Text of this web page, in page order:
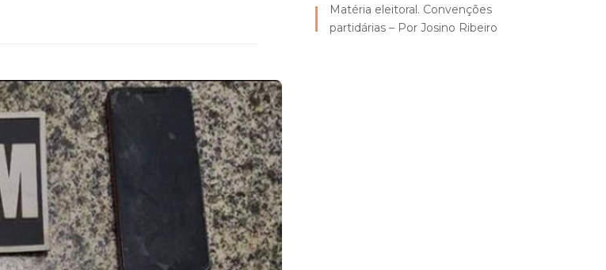
Matéria eleitoral. Convenções
partidárias – Por Josino Ribeiro